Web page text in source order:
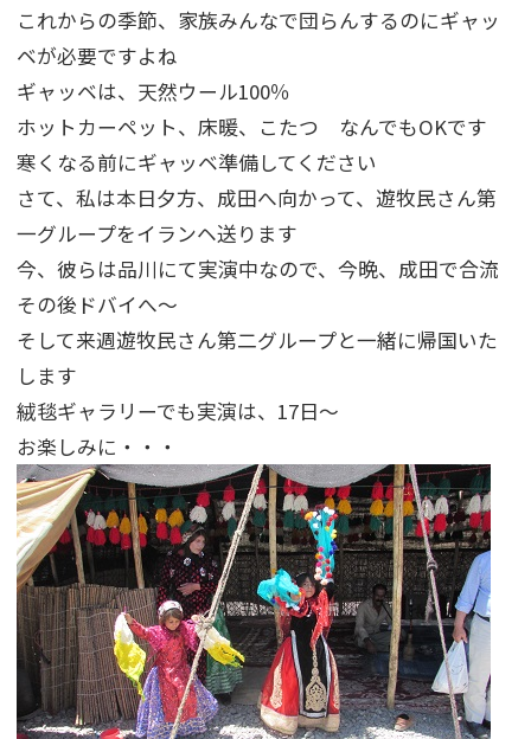
これからの季節、家族みんなで団らんするのにギャッ
ベが必要ですよね
ギャッベは、天然ウール100％
ホットカーペット、床暖、こたつ なんでもOKです
寒くなる前にギャッベ準備してください
さて、私は本日夕方、成田へ向かって、遊牧民さん第
一グループをイランヘ送ります
今、彼らは品川にて実演中なので、今晩、成田で合流
その後ドバイへ～
そして来週遊牧民さん第二グループと一緒に帰国いた
します
絨毯ギャラリーでも実演は、17日～
お楽しみに・・・